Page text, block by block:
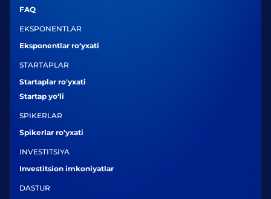
FAQ
EKSPONENTLAR
Eksponentlar ro‘yxati
STARTAPLAR
Startaplar ro'yxati
Startap yo‘li
SPIKERLAR
Spikerlar ro'yxati
INVESTITSIYA
Investitsion imkoniyatlar
DASTUR